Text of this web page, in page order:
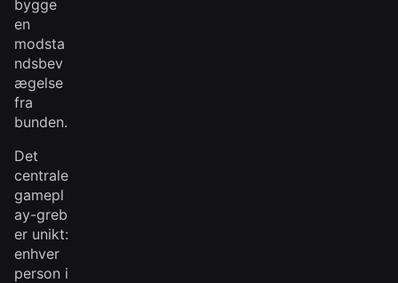
bygge
en
modsta
ndsbev
ægelse
fra
bunden.
Det
centrale
gamepl
ay-greb
er unikt:
enhver
person i